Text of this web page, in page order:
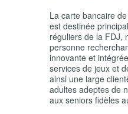
La carte bancaire de
est destinée
réguliers de la FDJ,
personne
innovante et
services de jeux et
ainsi une large
adultes adeptes de
aux seniors fidèles